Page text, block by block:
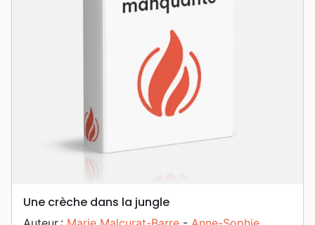
Une crèche dans la jungle